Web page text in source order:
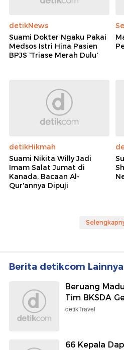
detikNews
Suami Dokter Ngaku Pakai
Medsos Istri Hina Pasien
BPJS 'Triase Merah Dulu'
detikHikmah
Suami Nikita Willy Jadi
Imam Salat Jumat di
Kanada, Bacaan Al-
Qur'annya Dipuji
Berita detikcom Lainnya
Beruang
Tim BKSDA
detikTravel
66 Kepala